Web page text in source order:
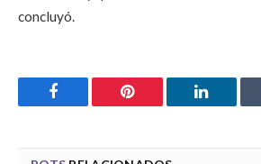
concluyó.
Facebook Pinterest LinkedIn